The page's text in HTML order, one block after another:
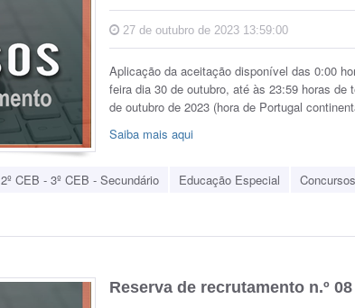
27 de outubro de 2023 13:59:00
Aplicação da aceitação disponível das 0:00
feira dia 30 de outubro, até às 23:59 horas de
de outubro de 2023 (hora de Portugal
Saiba mais aqui
2º CEB - 3º CEB - Secundário Educação Especial
Concursos
Reserva de recrutamento n.º 08